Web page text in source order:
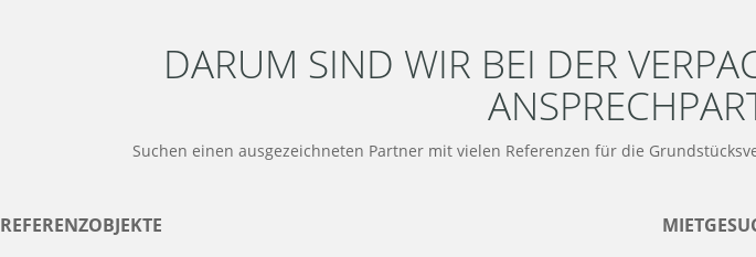
DARUM SIND WIR BEI DER
Suchen einen ausgezeichneten Partner mit vielen Referenzen für die
REFERENZOBJEKTE